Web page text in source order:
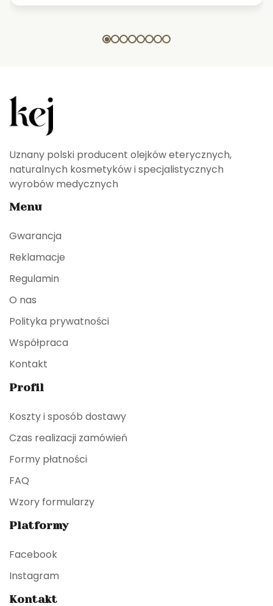
Uznany polski producent olejków eterycznych,
naturalnych kosmetyków i specjalistycznych
wyrobów medycznych
Menu
Gwarancja
Reklamacje
Regulamin
O nas
Polityka prywatności
Współpraca
Kontakt
Profil
Koszty i sposób dostawy
Czas realizacji zamówień
Formy płatności
FAQ
Wzory formularzy
Platformy
Facebook
Instagram
Kontakt